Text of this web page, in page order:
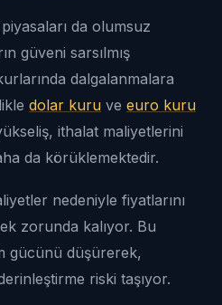
da olumsuz
güveni sarsılmış
dalgalanmalara
dolar kuru ve euro kuru
ithalat maliyetlerini
da körüklemektedir.
nedeniyle fiyatlarını
zorunda kalıyor. Bu
gücünü düşürerek,
riski taşıyor.